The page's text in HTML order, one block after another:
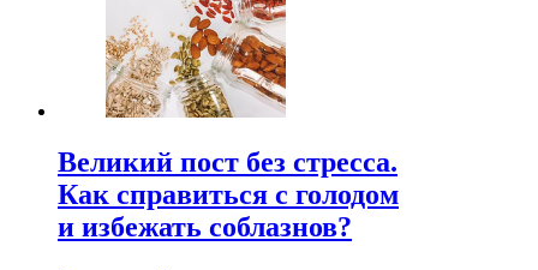
Великий пост без стресса.
Как справиться с голодом
и избежать соблазнов?